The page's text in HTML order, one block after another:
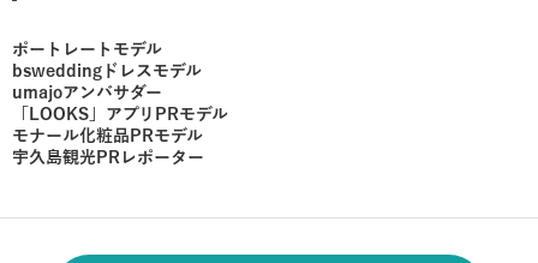
ポートレートモデル
bsweddingドレスモデル
umajoアンバサダー
「LOOKS」アプリPRモデル
モナール化粧品PRモデル
宇久島観光PRレポーター